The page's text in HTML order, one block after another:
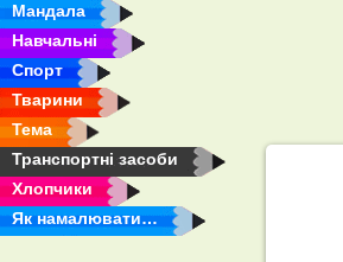
Мандала
Навчальні
Спорт
Тварини
Тема
Транспортні засоби
Хлопчики
Як намалювати…